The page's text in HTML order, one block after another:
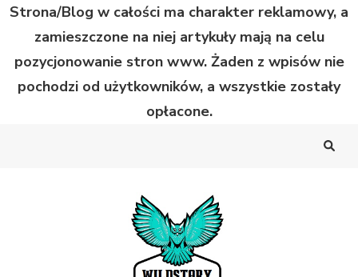
Strona/Blog w całości ma charakter reklamowy, a
zamieszczone na niej artykuły mają na celu
pozycjonowanie stron www. Żaden z wpisów nie
pochodzi od użytkowników, a wszystkie zostały
opłacone.